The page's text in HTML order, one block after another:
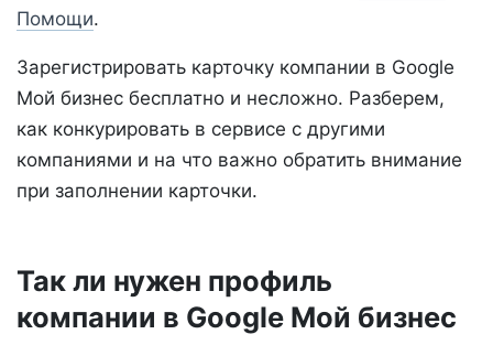
Помощи.
Зарегистрировать карточку компании в Google
Мой бизнес бесплатно и несложно. Разберем,
как конкурировать в сервисе с другими
компаниями и на что важно обратить внимание
при заполнении карточки.
Так ли нужен профиль
компании в Google Мой бизнес